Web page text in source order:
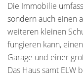
Die Immobilie
sondern auch einen
weiteren kleinen
fungieren kann,
Garage und einer
Das Haus samt ELW